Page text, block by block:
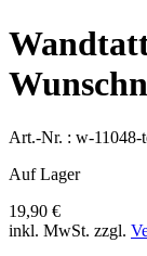
Art.-Nr. : w-11048-
Auf Lager
19,90 €
inkl. MwSt. zzgl.